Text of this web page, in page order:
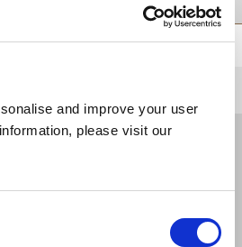
and improve your user
please visit our